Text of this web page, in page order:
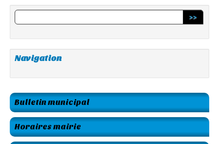
>>
Navigation
Bulletin municipal
Horaires mairie